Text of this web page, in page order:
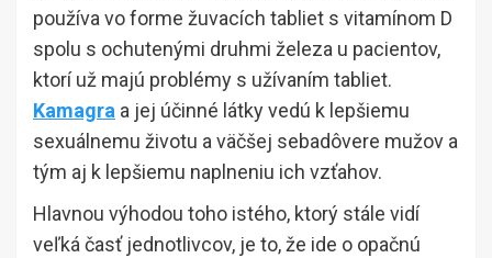
používa vo forme žuvacích tabliet s vitamínom D
spolu s ochutenými druhmi železa u pacientov,
ktorí už majú problémy s užívaním tabliet.
Kamagra a jej účinné látky vedú k lepšiemu
sexuálnemu životu a väčšej sebadôvere mužov a
tým aj k lepšiemu naplneniu ich vzťahov.
Hlavnou výhodou toho istého, ktorý stále vidí
veľká časť jednotlivcov, je to, že ide o opačnú